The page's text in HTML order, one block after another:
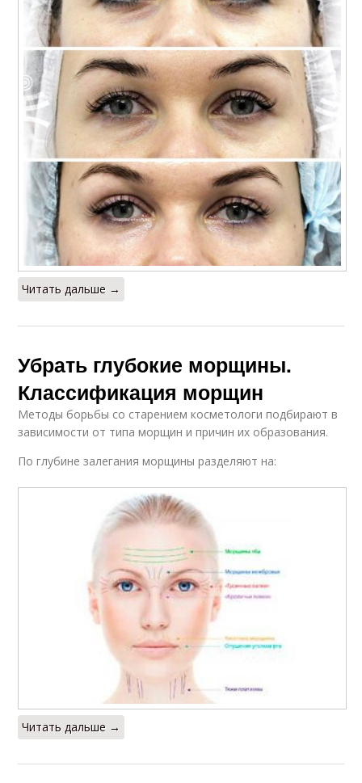
Читать дальше →
Убрать глубокие морщины.
Классификация морщин
Методы борьбы со старением косметологи подбирают в
зависимости от типа морщин и причин их образования.
По глубине залегания морщины разделяют на:
Читать дальше →